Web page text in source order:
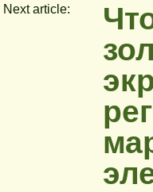
Next article: